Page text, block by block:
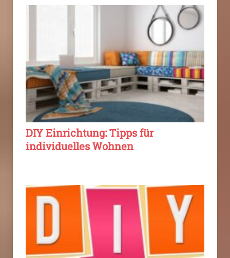
DIY Einrichtung: Tipps für
individuelles Wohnen